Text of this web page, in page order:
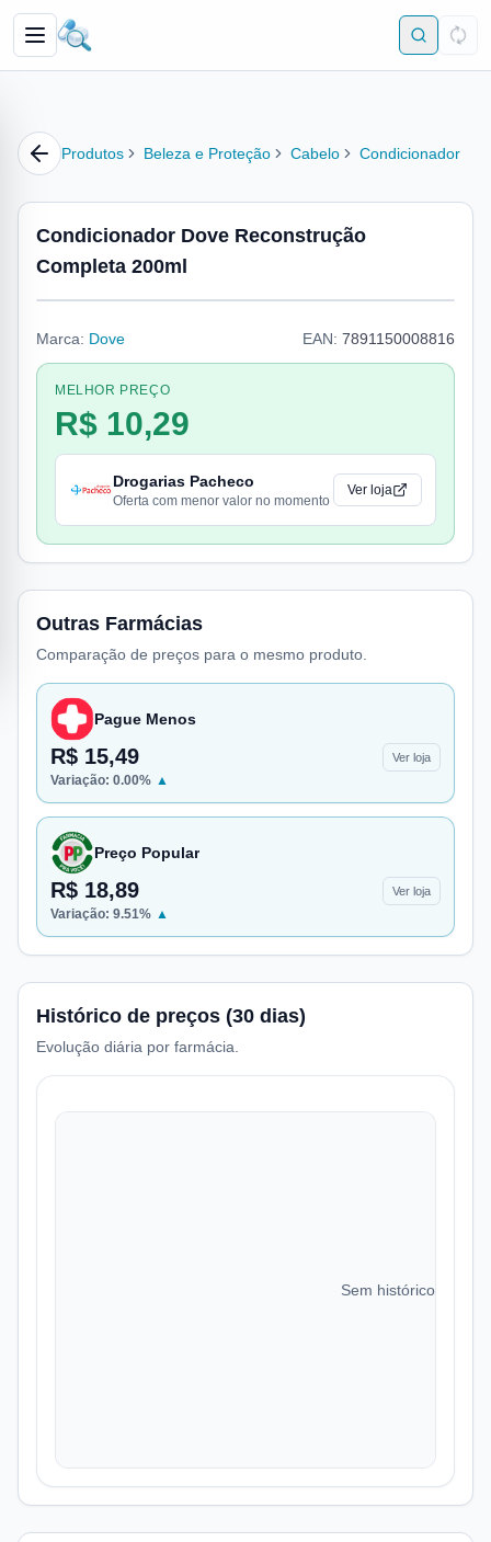
Produtos Beleza e Proteção Cabelo Condicionador
Condicionador Dove Reconstrução
Completa 200ml
Marca: Dove EAN: 7891150008816
MELHOR PREÇO
R$ 10,29
Drogarias Pacheco
Oferta com menor valor no momento
Ver loja
Outras Farmácias
Comparação de preços para o mesmo produto.
Pague Menos
R$ 15,49 Ver loja
Variação: 0.00% ▲
Preço Popular
R$ 18,89 Ver loja
Variação: 9.51% ▲
Histórico de preços (30 dias)
Evolução diária por farmácia.
Sem histórico de